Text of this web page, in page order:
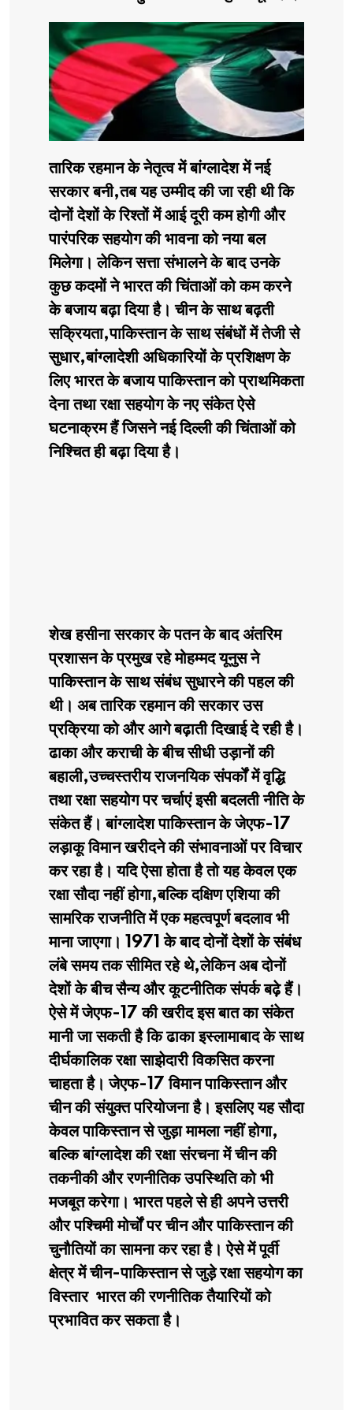
तारिक रहमान के नेतृत्व में बांग्लादेश में नई
सरकार बनी,तब यह उम्मीद की जा रही थी कि
दोनों देशों के रिश्तों में आई दूरी कम होगी और
पारंपरिक सहयोग की भावना को नया बल
मिलेगा। लेकिन सत्ता संभालने के बाद उनके
कुछ कदमों ने भारत की चिंताओं को कम करने
के बजाय बढ़ा दिया है। चीन के साथ बढ़ती
सक्रियता,पाकिस्तान के साथ संबंधों में तेजी से
सुधार,बांग्लादेशी अधिकारियों के प्रशिक्षण के
लिए भारत के बजाय पाकिस्तान को प्राथमिकता
देना तथा रक्षा सहयोग के नए संकेत ऐसे
घटनाक्रम हैं जिसने नई दिल्ली की चिंताओं को
निश्चित ही बढ़ा दिया है।
शेख हसीना सरकार के पतन के बाद अंतरिम
प्रशासन के प्रमुख रहे मोहम्मद यूनुस ने
पाकिस्तान के साथ संबंध सुधारने की पहल की
थी। अब तारिक रहमान की सरकार उस
प्रक्रिया को और आगे बढ़ाती दिखाई दे रही है।
ढाका और कराची के बीच सीधी उड़ानों की
बहाली,उच्चस्तरीय राजनयिक संपर्कों में वृद्धि
तथा रक्षा सहयोग पर चर्चाएं इसी बदलती नीति के
संकेत हैं। बांग्लादेश पाकिस्तान के जेएफ-17
लड़ाकू विमान खरीदने की संभावनाओं पर विचार
कर रहा है। यदि ऐसा होता है तो यह केवल एक
रक्षा सौदा नहीं होगा,बल्कि दक्षिण एशिया की
सामरिक राजनीति में एक महत्वपूर्ण बदलाव भी
माना जाएगा। 1971 के बाद दोनों देशों के संबंध
लंबे समय तक सीमित रहे थे,लेकिन अब दोनों
देशों के बीच सैन्य और कूटनीतिक संपर्क बढ़े हैं।
ऐसे में जेएफ-17 की खरीद इस बात का संकेत
मानी जा सकती है कि ढाका इस्लामाबाद के साथ
दीर्घकालिक रक्षा साझेदारी विकसित करना
चाहता है। जेएफ-17 विमान पाकिस्तान और
चीन की संयुक्त परियोजना है। इसलिए यह सौदा
केवल पाकिस्तान से जुड़ा मामला नहीं होगा,
बल्कि बांग्लादेश की रक्षा संरचना में चीन की
तकनीकी और रणनीतिक उपस्थिति को भी
मजबूत करेगा। भारत पहले से ही अपने उत्तरी
और पश्चिमी मोर्चों पर चीन और पाकिस्तान की
चुनौतियों का सामना कर रहा है। ऐसे में पूर्वी
क्षेत्र में चीन-पाकिस्तान से जुड़े रक्षा सहयोग का
विस्तार भारत की रणनीतिक तैयारियों को
प्रभावित कर सकता है।